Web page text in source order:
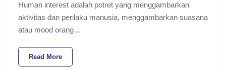
Human interest adalah potret yang menggambarkan
aktivitas dan perilaku manusia, menggambarkan suasana
atau mood orang…
Read More